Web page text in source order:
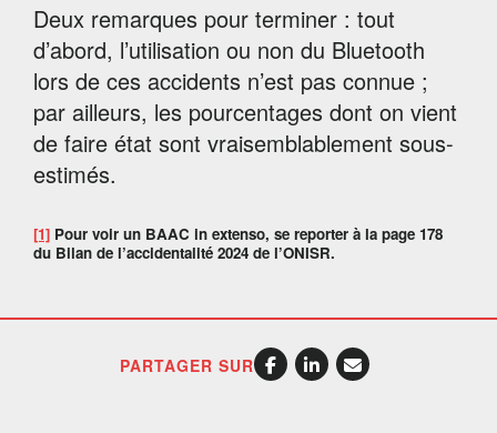
Deux remarques pour terminer : tout
d’abord, l’utilisation ou non du Bluetooth
lors de ces accidents n’est pas connue ;
par ailleurs, les pourcentages dont on vient
de faire état sont vraisemblablement sous-
estimés.
[1] Pour voir un BAAC in extenso, se reporter à la page 178
du Bilan de l’accidentalité 2024 de l’ONISR.
PARTAGER SUR